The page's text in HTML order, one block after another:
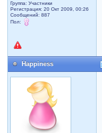
Группа: Участники
Регистрация: 20 Окт 2009, 00:26
Сообщений: 887
Пол:
Happiness